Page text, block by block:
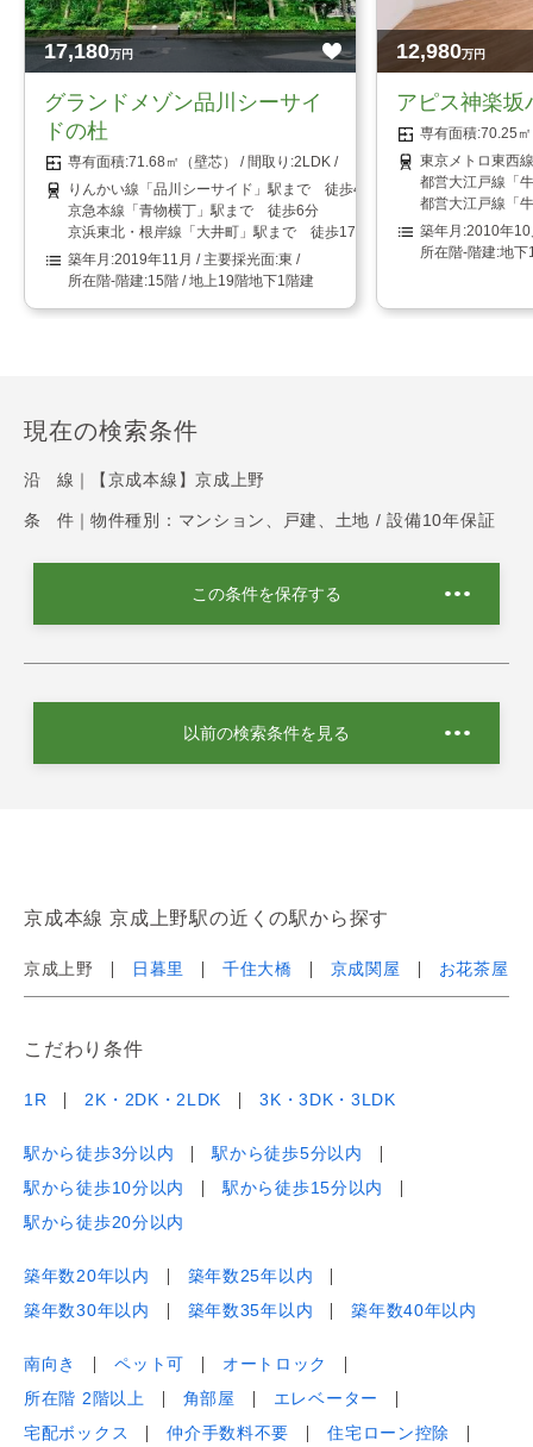
17,180万円
グランドメゾン品川シーサイ
ドの杜
71.68㎡（壁芯）
2LDK
りんかい線「品川シーサイド」駅まで 徒歩4分
京急本線「青物横丁」駅まで 徒歩6分
京浜東北・根岸線「大井町」駅まで 徒歩17分
2019年11月
東
15階 / 地上19階地下1階建
12,980万円
アピス神楽坂
70.25
東京メトロ東西
都営大江戸線「
都営大江戸線「
2010年10
地下
現在の検索条件
沿 線｜ 【京成本線】京成上野
条 件｜ 物件種別：マンション、戸建、土地 / 設備10年保証
この条件を保存する
以前の検索条件を見る
京成本線 京成上野駅の近くの駅から探す
京成上野 日暮里 千住大橋 京成関屋 お花茶屋
こだわり条件
1R 2K・2DK・2LDK 3K・3DK・3LDK
駅から徒歩3分以内
駅から徒歩5分以内
駅から徒歩10分以内
駅から徒歩15分以内
駅から徒歩20分以内
築年数20年以内
築年数25年以内
築年数30年以内
築年数35年以内 築年数40年以内
南向き ペット可
オートロック
所在階 2階以上
角部屋
エレベーター
宅配ボックス
仲介手数料不要
住宅ローン控除